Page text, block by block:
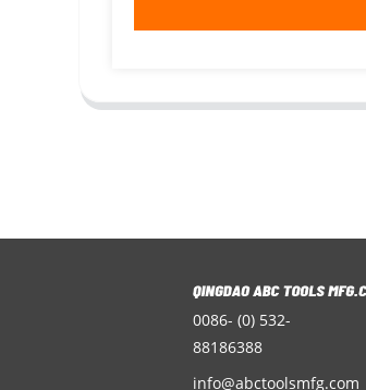
0086- (0) 532-
88186388
info@abctoolsmfg.com